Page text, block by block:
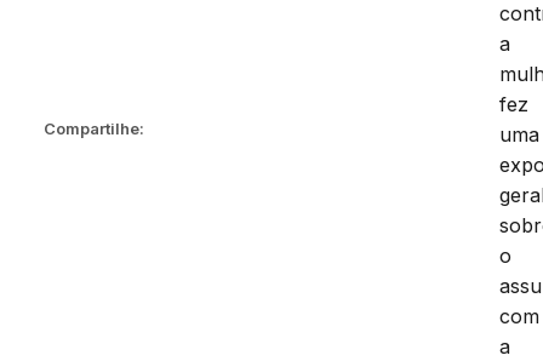
Compartilhe:
a
fez
uma
o
com
a